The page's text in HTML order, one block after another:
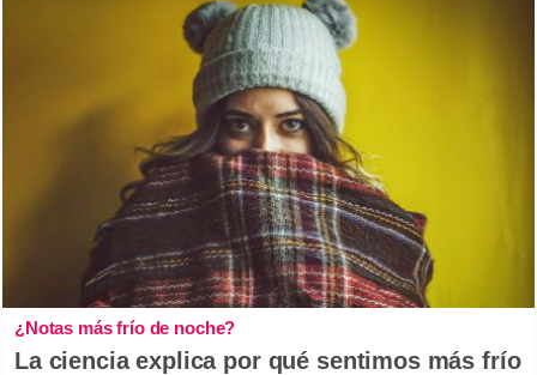
¿Notas más frío de noche?
La ciencia explica por qué sentimos más frío